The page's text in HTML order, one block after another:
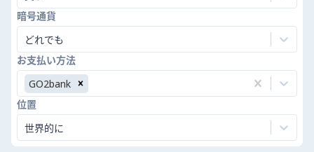
暗号通貨
どれでも
お支払い方法
GO2bank
位置
世界的に